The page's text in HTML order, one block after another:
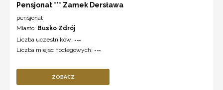
Pensjonat *** Zamek Dersława
pensjonat
Miasto: Busko Zdrój
Liczba uczestników: ---
Liczba miejsc noclegowych: ---
ZOBACZ